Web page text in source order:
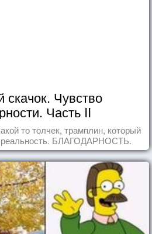
скачок. Чувство
Часть II
то толчек, трамплин, который
реальность. БЛАГОДАРНОСТЬ.